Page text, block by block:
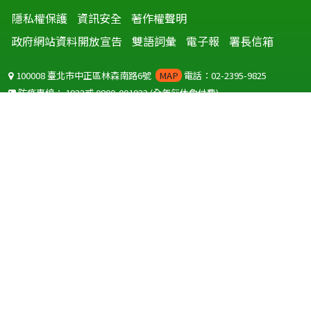
隱私權保護 資訊安全 著作權聲明
政府網站資料開放宣告
雙語詞彙 電子報 署長信箱
100008 臺北市中正區林森南路6號 MAP 電話：02-2395-9825
防疫專線：1922或0800-001922(全年無休免付費)